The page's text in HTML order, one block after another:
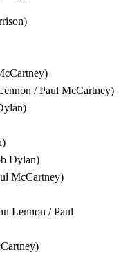
/ Paul McCartney)
Dylan)
McCartney)
Lennon / Paul